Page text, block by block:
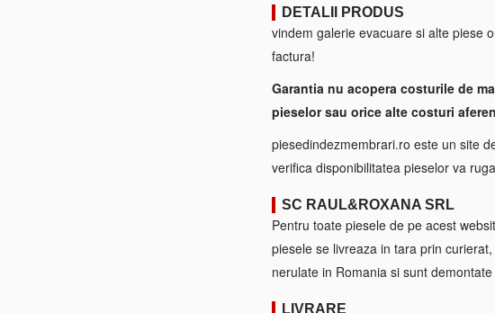
DETALII PRODUS
vindem galerie evacuare si alte piese
factura!
Garantia nu acopera costurile de
pieselor sau orice alte costuri
piesedindezmembrari.ro este un site
verifica disponibilitatea pieselor va
SC RAUL&ROXANA SRL
Pentru toate piesele de pe acest
piesele se livreaza in tara prin
nerulate in Romania si sunt
LIVRARE